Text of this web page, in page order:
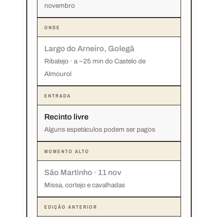
novembro
ONDE
Largo do Arneiro, Golegã
Ribatejo · a ~25 min do Castelo de
Almourol
ENTRADA
Recinto livre
Alguns espetáculos podem ser pagos
MOMENTO ALTO
São Martinho · 11 nov
Missa, cortejo e cavalhadas
EDIÇÃO ANTERIOR